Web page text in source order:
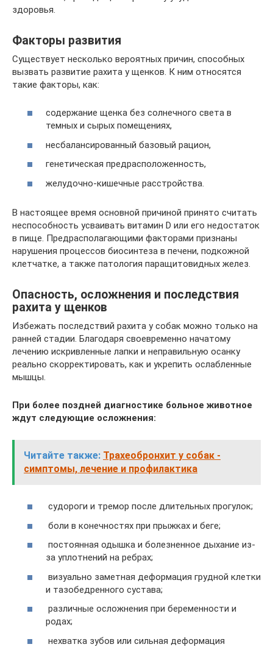
здоровья.
Факторы развития
Существует несколько вероятных причин, способных
вызвать развитие рахита у щенков. К ним относятся
такие факторы, как:
содержание щенка без солнечного света в
темных и сырых помещениях,
несбалансированный базовый рацион,
генетическая предрасположенность,
желудочно-кишечные расстройства.
В настоящее время основной причиной принято считать
неспособность усваивать витамин D или его недостаток
в пище. Предрасполагающими факторами признаны
нарушения процессов биосинтеза в печени, подкожной
клетчатке, а также патология паращитовидных желез.
Опасность, осложнения и последствия
рахита у щенков
Избежать последствий рахита у собак можно только на
ранней стадии. Благодаря своевременно начатому
лечению искривленные лапки и неправильную осанку
реально скорректировать, как и укрепить ослабленные
мышцы.
При более поздней диагностике больное животное
ждут следующие осложнения:
Читайте также: Трахеобронхит у собак -
симптомы, лечение и профилактика
судороги и тремор после длительных прогулок;
боли в конечностях при прыжках и беге;
постоянная одышка и болезненное дыхание из-
за уплотнений на ребрах;
визуально заметная деформация грудной клетки
и тазобедренного сустава;
различные осложнения при беременности и
родах;
нехватка зубов или сильная деформация